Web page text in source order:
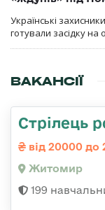
Українські
готували засідку
ВАКАНСІЇ
Стрілець
від 20000 до
Житомир
199